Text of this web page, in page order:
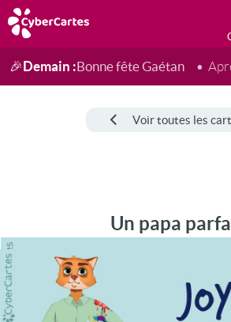
Anniversaire
Fête du jour
Amour
Amitié
Merci
Toutes les cartes
🎉Demain :Bonne fête Gaétan
Voir toutes les
Un papa